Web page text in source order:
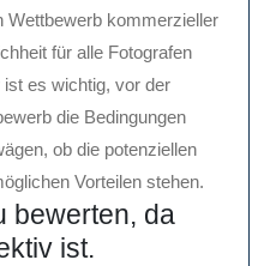
Wettbewerb kommerzieller
für alle Fotografen
es wichtig, vor der
die Bedingungen
ob die potenziellen
Vorteilen stehen.
bewerten, da
ist.